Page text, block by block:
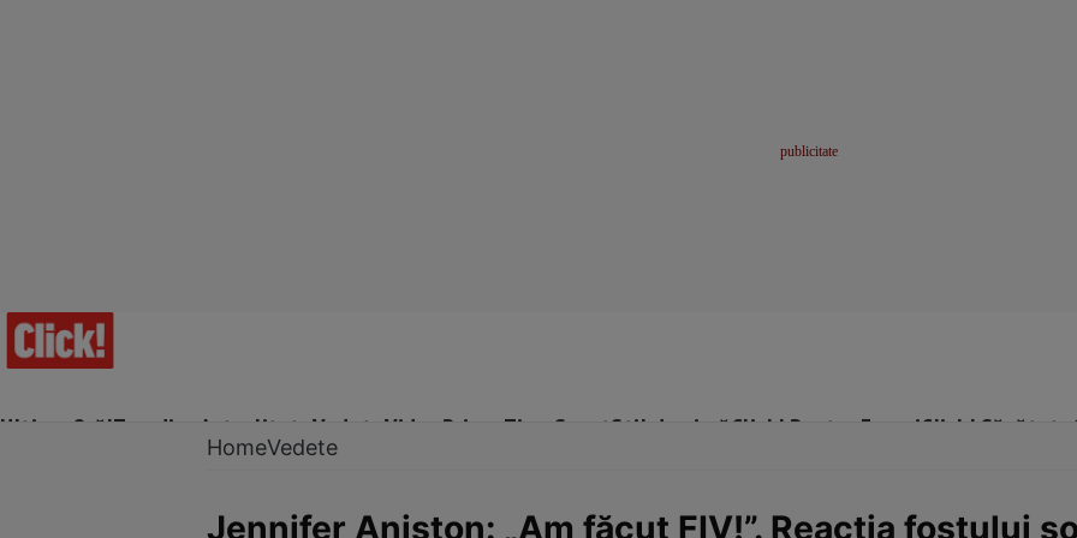
Ultima Oră!Trending Actualitate Vedete Video Prime Time SportStil de viațăClick! Pentru FemeiClick! Sănătate
HomeVedete
Jennifer Aniston: „Am făcut FIV!”. Reacția fostului